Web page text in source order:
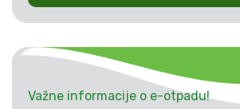
Važne informacije o e-otpadu!